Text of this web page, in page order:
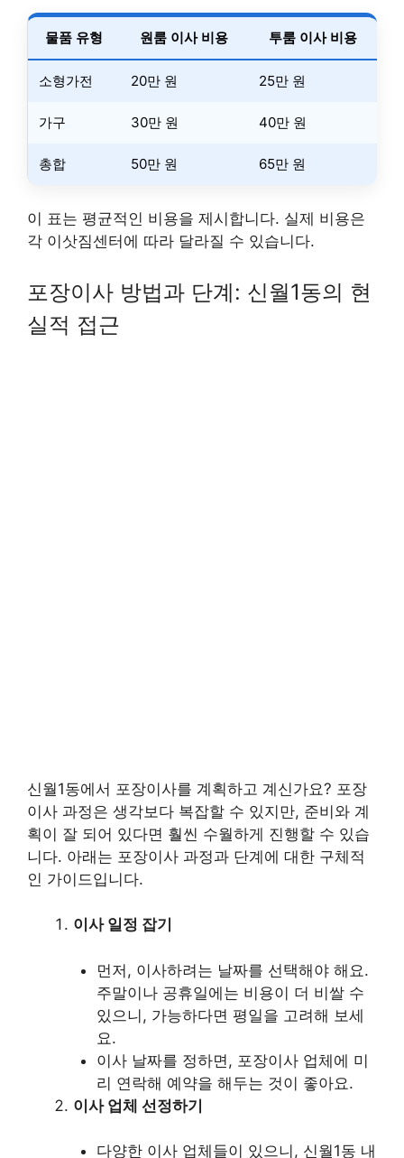
물품 유형 원룸 이사 비용 투룸 이사 비용
소형가전 20만 원 25만 원
가구 30만 원 40만 원
총합 50만 원 65만 원
이 표는 평균적인 비용을 제시합니다. 실제 비용은
각 이삿짐센터에 따라 달라질 수 있습니다.
포장이사 방법과 단계: 신월1동의 현
실적 접근
신월1동에서 포장이사를 계획하고 계신가요? 포장
이사 과정은 생각보다 복잡할 수 있지만, 준비와 계
획이 잘 되어 있다면 훨씬 수월하게 진행할 수 있습
니다. 아래는 포장이사 과정과 단계에 대한 구체적
인 가이드입니다.
이사 일정 잡기
먼저, 이사하려는 날짜를 선택해야 해요.
주말이나 공휴일에는 비용이 더 비쌀 수
있으니, 가능하다면 평일을 고려해 보세
요.
이사 날짜를 정하면, 포장이사 업체에 미
리 연락해 예약을 해두는 것이 좋아요.
이사 업체 선정하기
다양한 이사 업체들이 있으니, 신월1동 내